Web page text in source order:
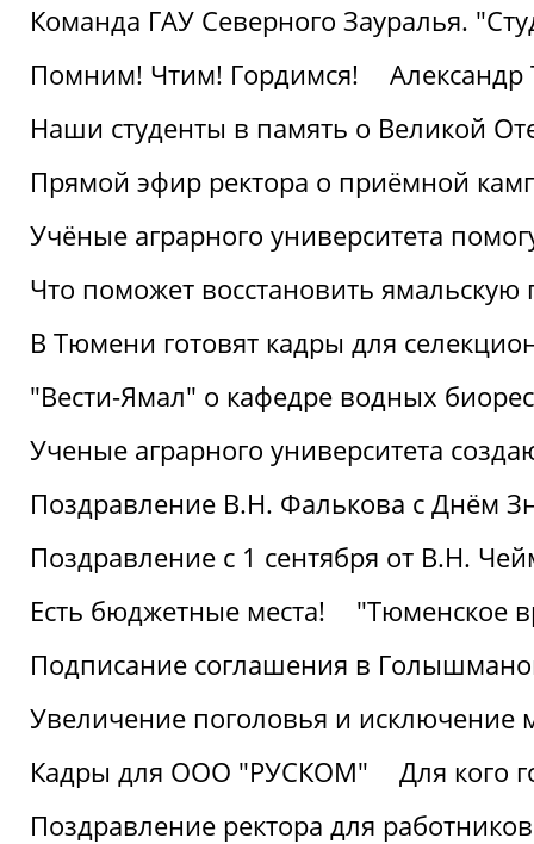
Команда ГАУ Северного Зауралья.
Помним! Чтим! Гордимся!
Наши студенты в память о Великой
Прямой эфир ректора о приёмной
Учёные аграрного университета
Что поможет восстановить ямальскую
В Тюмени готовят кадры для
"Вести-Ямал" о кафедре водных
Ученые аграрного университета
Поздравление В.Н. Фалькова с Днём
Поздравление с 1 сентября от В.Н.
Есть бюджетные места!
"Тюменское
Подписание соглашения в
Увеличение поголовья и исключение
Кадры для ООО "РУСКОМ"
Для кого
Поздравление ректора для